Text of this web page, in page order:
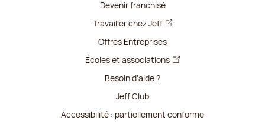
Devenir franchisé
Travailler chez Jeff
Offres Entreprises
Écoles et associations
Besoin d'aide ?
Jeff Club
Accessibilité : partiellement conforme